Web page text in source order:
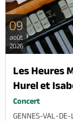
09
août
2026
Les Heures
Hurel et
Concert
GENNES-VAL-DE-